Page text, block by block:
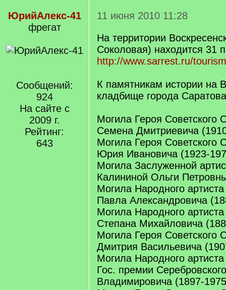
ЮрийАлекс-41
фрегат
Сообщений:
924
На сайте с
2009 г.
Рейтинг:
643
11 июня 2010 11:28
На территории
Соколовая) находится 31
http://www.sarrest.ru/
К памятникам истории на
кладбище города
Могила Героя Советского
Семена Дмитриевича
Могила Героя Советского
Юрия Ивановича (1923-
Могила Заслуженной
Калининой Ольги
Могила Народного
Павла Александровича
Могила Народного
Степана Михайловича
Могила Героя Советского
Дмитрия Васильевича
Могила Народного
Гос. премии
Владимировича (1897-